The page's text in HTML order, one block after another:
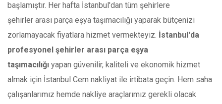
başlamıştır. Her hafta İstanbul'dan tüm şehirlere
şehirler arası parça eşya taşımacılığı yaparak bütçenizi
zorlamayacak fiyatlara hizmet vermekteyiz. İstanbul'da
profesyonel şehirler arası parça eşya
taşımacılığı yapan güvenilir, kaliteli ve ekonomik hizmet
almak için İstanbul Cem nakliyat ile irtibata geçin. Hem saha
çalışanlarımız hemde nakliye araçlarımız gerekli olacak